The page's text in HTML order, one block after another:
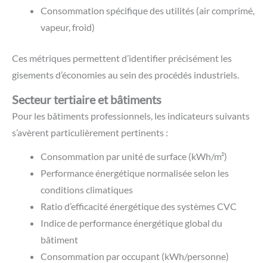
Consommation spécifique des utilités (air comprimé,
vapeur, froid)
Ces métriques permettent d’identifier précisément les
gisements d’économies au sein des procédés industriels.
Secteur tertiaire et bâtiments
Pour les bâtiments professionnels, les indicateurs suivants
s’avèrent particulièrement pertinents :
Consommation par unité de surface (kWh/m²)
Performance énergétique normalisée selon les
conditions climatiques
Ratio d’efficacité énergétique des systèmes CVC
Indice de performance énergétique global du
bâtiment
Consommation par occupant (kWh/personne)